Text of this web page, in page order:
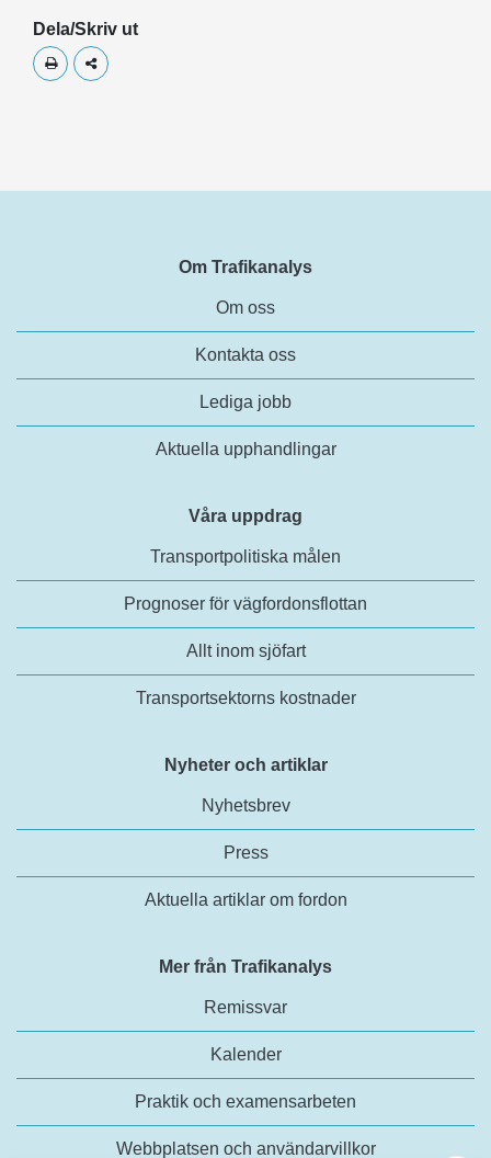
Dela/Skriv ut
Skriv utDela
Om Trafikanalys
Om oss
Kontakta oss
Lediga jobb
Aktuella upphandlingar
Våra uppdrag
Transportpolitiska målen
Prognoser för vägfordonsflottan
Allt inom sjöfart
Transportsektorns kostnader
Nyheter och artiklar
Nyhetsbrev
Press
Aktuella artiklar om fordon
Mer från Trafikanalys
Remissvar
Kalender
Praktik och examensarbeten
Webbplatsen och användarvillkor